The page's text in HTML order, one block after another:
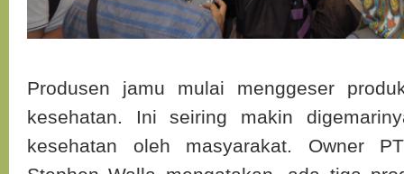
Produsen jamu mulai menggeser
kesehatan. Ini seiring makin
kesehatan oleh masyarakat. Owner